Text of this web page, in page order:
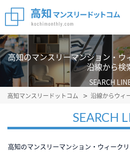
高知のマンスリーマンション・ウ
沿線から検
SEARCH
高知マンスリードットコム 沿線からウィ
SEARCH
高知のマンスリーマンション・ウィーク